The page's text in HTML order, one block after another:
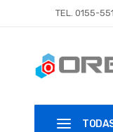
TEL. 0155-